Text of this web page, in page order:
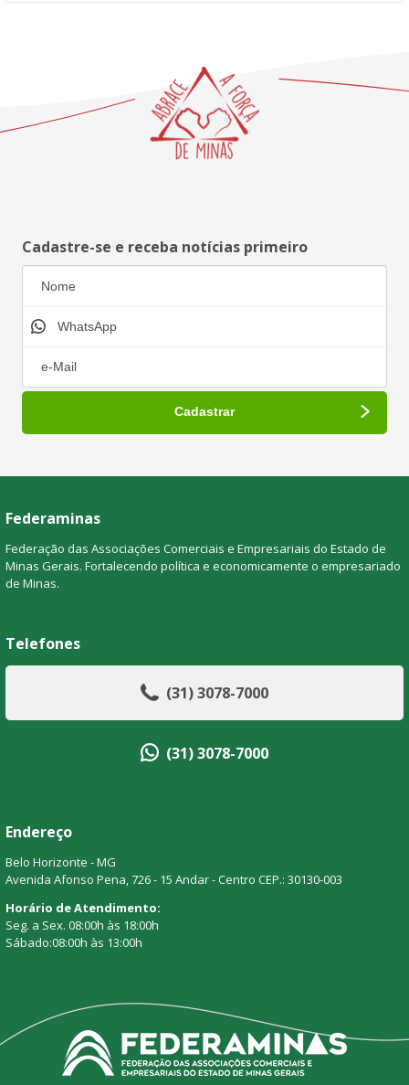
Cadastre-se e receba notícias primeiro
Federaminas
Federação das Associações Comerciais e Empresariais do Estado de
Minas Gerais. Fortalecendo política e economicamente o empresariado
de Minas.
Telefones
(31) 3078-7000
(31) 3078-7000
Endereço
Belo Horizonte - MG
Avenida Afonso Pena, 726 - 15 Andar - Centro CEP.: 30130-003
Horário de Atendimento:
Seg. a Sex. 08:00h às 18:00h
Sábado:08:00h às 13:00h